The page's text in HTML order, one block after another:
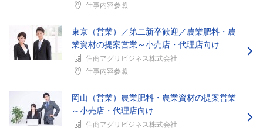
仕事内容参照
東京（営業）／第二新卒歓迎／農業肥料・農
業資材の提案営業～小売店・代理店向け
住商アグリビジネス株式会社
仕事内容参照
岡山（営業）農業肥料・農業資材の提案営業
～小売店・代理店向け
住商アグリビジネス株式会社